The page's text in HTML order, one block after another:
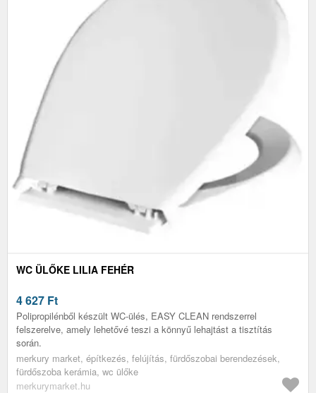
WC ÜLŐKE LILIA FEHÉR
4 627 Ft
Polipropilénből készült WC-ülés, EASY CLEAN rendszerrel
felszerelve, amely lehetővé teszi a könnyű lehajtást a tisztítás
során.
merkury market, építkezés, felújítás, fürdőszobai berendezések,
fürdőszoba kerámia, wc ülőke
merkurymarket.hu